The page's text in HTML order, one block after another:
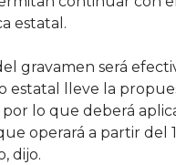
estatal.
gravamen será
estatal lleve la
lo que deberá
operará a partir del
dijo.